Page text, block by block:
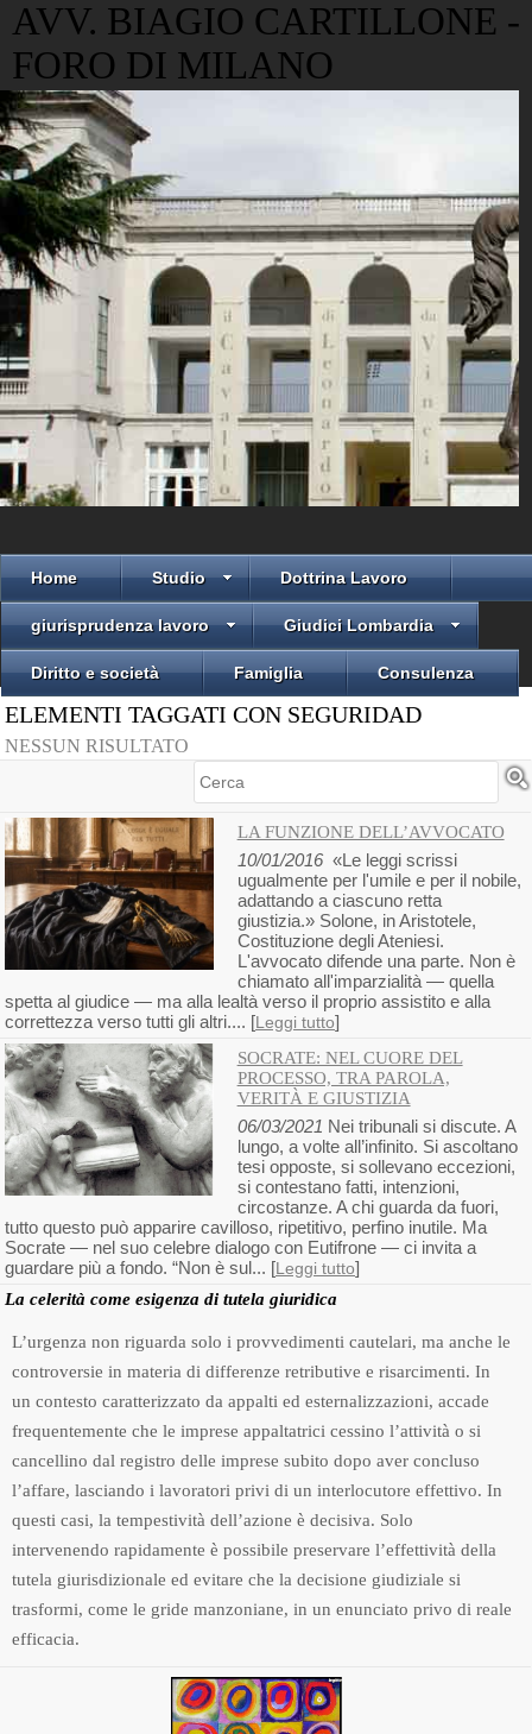
AVV. BIAGIO CARTILLONE -
FORO DI MILANO
Home Studio Dottrina Lavoro
giurisprudenza lavoro Giudici Lombardia
Diritto e società Famiglia Consulenza
ELEMENTI TAGGATI CON SEGURIDAD
NESSUN RISULTATO
Cerca
LA FUNZIONE DELL’AVVOCATO
10/01/2016«Le leggi scrissi
ugualmente per l'umile e per il nobile,
adattando a ciascuno retta
giustizia.» Solone, in Aristotele,
Costituzione degli Ateniesi.
L'avvocato difende una parte. Non è
chiamato all'imparzialità — quella
spetta al giudice — ma alla lealtà verso il proprio assistito e alla
correttezza verso tutti gli altri.... [Leggi tutto]
SOCRATE: NEL CUORE DEL
PROCESSO, TRA PAROLA,
VERITÀ E GIUSTIZIA
06/03/2021 Nei tribunali si discute. A
lungo, a volte all’infinito. Si ascoltano
tesi opposte, si sollevano eccezioni,
si contestano fatti, intenzioni,
circostanze. A chi guarda da fuori,
tutto questo può apparire cavilloso, ripetitivo, perfino inutile. Ma
Socrate — nel suo celebre dialogo con Eutifrone — ci invita a
guardare più a fondo. “Non è sul... [Leggi tutto]
La celerità come esigenza di tutela giuridica
L’urgenza non riguarda solo i provvedimenti cautelari, ma anche le
controversie in materia di differenze retributive e risarcimenti. In
un contesto caratterizzato da appalti ed esternalizzazioni, accade
frequentemente che le imprese appaltatrici cessino l’attività o si
cancellino dal registro delle imprese subito dopo aver concluso
l’affare, lasciando i lavoratori privi di un interlocutore effettivo. In
questi casi, la tempestività dell’azione è decisiva. Solo
intervenendo rapidamente è possibile preservare l’effettività della
tutela giurisdizionale ed evitare che la decisione giudiziale si
trasformi, come le gride manzoniane, in un enunciato privo di reale
efficacia.